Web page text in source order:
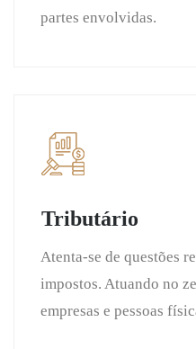
partes envolvidas.
Tributário
Atenta-se de questões
impostos. Atuando no
empresas e pessoas